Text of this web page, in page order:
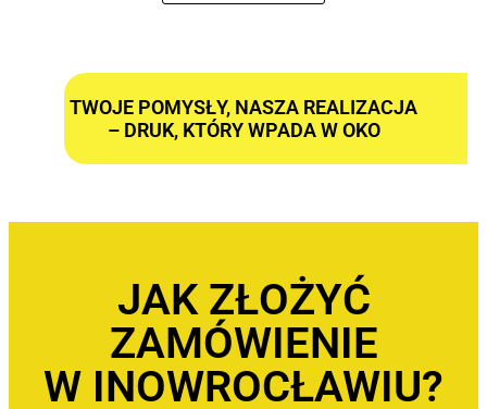
TWOJE POMYSŁY, NASZA REALIZACJA
– DRUK, KTÓRY WPADA W OKO
JAK ZŁOŻYĆ
ZAMÓWIENIE
W INOWROCŁAWIU?